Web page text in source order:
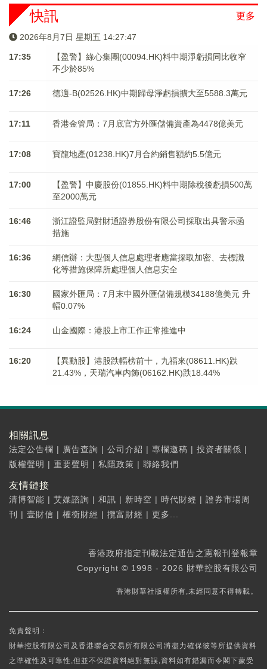
更多
快訊
2026年8月7日 星期五 14:27:47
17:35
【盈警】綠心集團(00094.HK)料中期淨虧損同比收窄
不少於85%
17:26 德適-B(02526.HK)中期歸母淨虧損擴大至5588.3萬元
17:11 香港金管局：7月底官方外匯儲備資產為4478億美元
17:08 寶龍地產(01238.HK)7月合約銷售額約5.5億元
17:00
【盈警】中慶股份(01855.HK)料中期除稅後虧損500萬
至2000萬元
16:46
浙江證監局對財通證券股份有限公司採取出具警示函
措施
16:36
網信辦：大型個人信息處理者應當採取加密、去標識
化等措施保障所處理個人信息安全
16:30
國家外匯局：7月末中國外匯儲備規模34188億美元 升
幅0.07%
16:24 山金國際：港股上市工作正常推進中
16:20
【異動股】港股跌幅榜前十，九福來(08611.HK)跌
21.43%，天瑞汽車内飾(06162.HK)跌18.44%
相關訊息
法定公告欄 | 廣告查詢 | 公司介紹 | 專欄邀稿 | 投資者關係 |
版權聲明 | 重要聲明 | 私隱政策 | 聯絡我們
友情鏈接
清博智能 | 艾媒諮詢 | 和訊 | 新時空 | 時代財經 | 證券市場周
刊
| 壹財信 | 權衡財經 | 攬富財經 | 更多...
香港政府指定刊載法定通告之憲報刊登報章
Copyright © 1998 - 2026 財華控股有限公司
香港財華社版權所有,未經同意不得轉載。
免責聲明：
財華控股有限公司及香港聯合交易所有限公司將盡力確保彼等所提供資料
之準確性及可靠性,但並不保證資料絕對無誤,資料如有錯漏而令閣下蒙受